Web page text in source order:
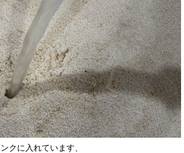
クに入れています、